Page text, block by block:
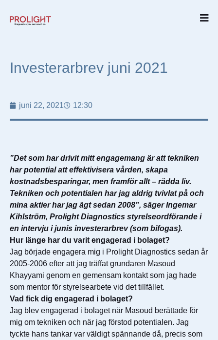
Investerarbrev juni 2021
juni 22, 2021 12:30
”Det som har drivit mitt engagemang är att tekniken
har potential att effektivisera vården, skapa
kostnadsbesparingar, men framför allt – rädda liv.
Tekniken och potentialen har jag aldrig tvivlat på och
mina aktier har jag ägt sedan 2008”, säger Ingemar
Kihlström, Prolight Diagnostics styrelseordförande i
en intervju i junis investerarbrev (som bifogas).
Hur länge har du varit engagerad i bolaget?
Jag började engagera mig i Prolight Diagnostics sedan år
2005-2006 efter att jag träffat grundaren Masoud
Khayyami genom en gemensam kontakt som jag hade
som mentor för styrelsearbete vid det tillfället.
Vad fick dig engagerad i bolaget?
Jag blev engagerad i bolaget när Masoud berättade för
mig om tekniken och när jag förstod potentialen. Jag
tyckte hans tankar var väldigt spännande då, precis som